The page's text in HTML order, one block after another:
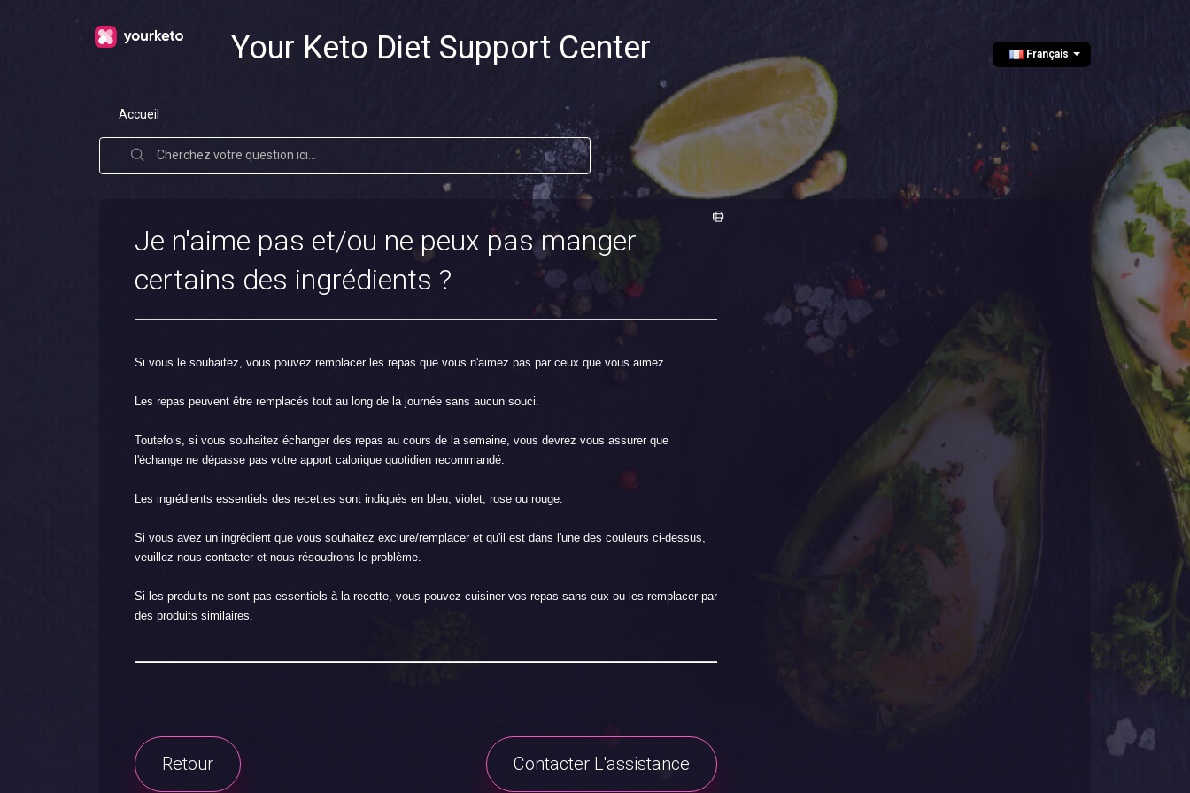
Your Keto Diet Support Center Français
Accueil
Je n'aime pas et/ou ne peux pas manger
certains des ingrédients ?
Si vous le souhaitez, vous pouvez remplacer les repas que vous n'aimez pas par ceux que vous aimez.
Les repas peuvent être remplacés tout au long de la journée sans aucun souci.
Toutefois, si vous souhaitez échanger des repas au cours de la semaine, vous devrez vous assurer que
l'échange ne dépasse pas votre apport calorique quotidien recommandé.
Les ingrédients essentiels des recettes sont indiqués en bleu, violet, rose ou rouge.
Si vous avez un ingrédient que vous souhaitez exclure/remplacer et qu'il est dans l'une des couleurs ci-dessus,
veuillez nous contacter et nous résoudrons le problème.
Si les produits ne sont pas essentiels à la recette, vous pouvez cuisiner vos repas sans eux ou les remplacer par
des produits similaires.
Retour Contacter L'assistance